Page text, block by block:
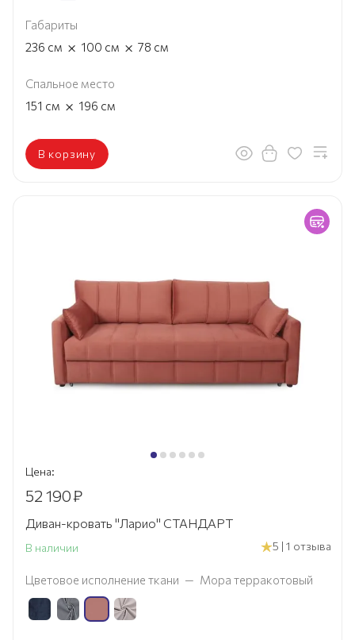
Габариты
236 см × 100 см × 78 см
Спальное место
151 см × 196 см
В корзину
Цена:
52 190₽
Диван-кровать "Ларио" СТАНДАРТ
В наличии 5 | 1 отзыва
Цветовое исполнение ткани — Мора терракотовый